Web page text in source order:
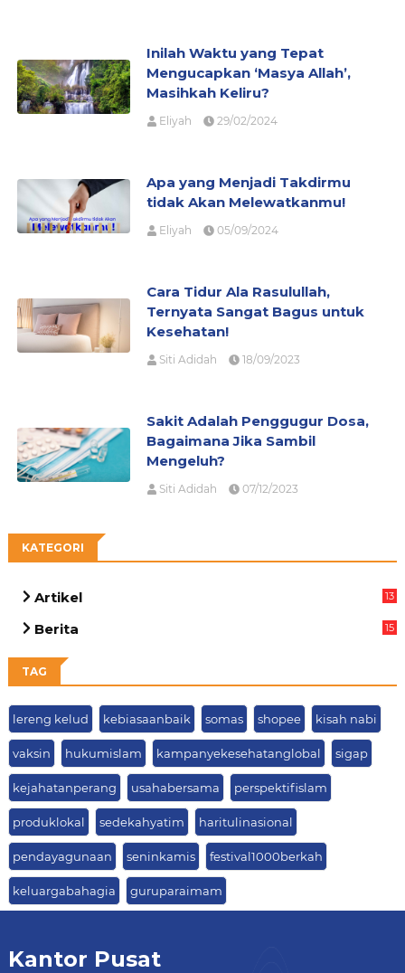
Inilah Waktu yang Tepat
Mengucapkan ‘Masya Allah’,
Masihkah Keliru?
Eliyah 29/02/2024
Apa yang Menjadi Takdirmu
tidak Akan Melewatkanmu!
Eliyah 05/09/2024
Cara Tidur Ala Rasulullah,
Ternyata Sangat Bagus untuk
Kesehatan!
Siti Adidah 18/09/2023
Sakit Adalah Penggugur Dosa,
Bagaimana Jika Sambil
Mengeluh?
Siti Adidah 07/12/2023
KATEGORI
Artikel
13
Berita
15
TAG
lereng kelud kebiasaanbaik somas shopee kisah nabi
vaksin hukumislam kampanyekesehatanglobal sigap
kejahatanperang usahabersama perspektifislam
produklokal sedekahyatim haritulinasional
pendayagunaan seninkamis festival1000berkah
keluargabahagia guruparaimam
Kantor Pusat